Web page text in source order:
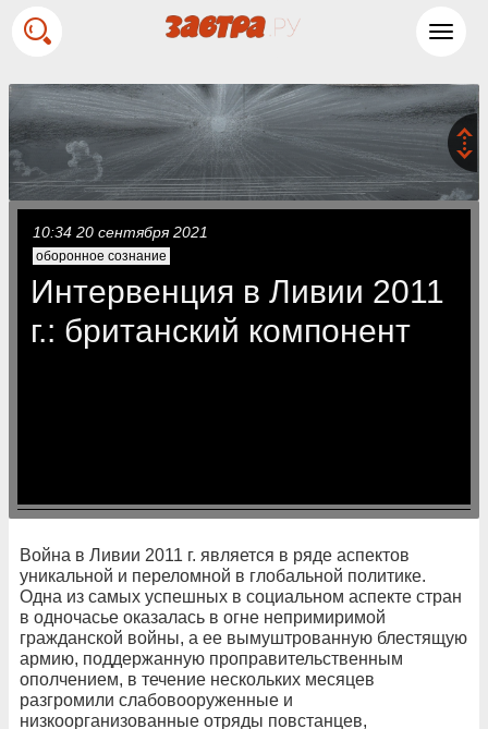
10:34 20 сентября 2021
оборонное сознание
Интервенция в Ливии 2011
г.: британский компонент
Война в Ливии 2011 г. является в ряде аспектов
уникальной и переломной в глобальной политике.
Одна из самых успешных в социальном аспекте стран
в одночасье оказалась в огне непримиримой
гражданской войны, а ее вымуштрованную блестящую
армию, поддержанную проправительственным
ополчением, в течение нескольких месяцев
разгромили слабовооруженные и
низкоорганизованные отряды повстанцев,